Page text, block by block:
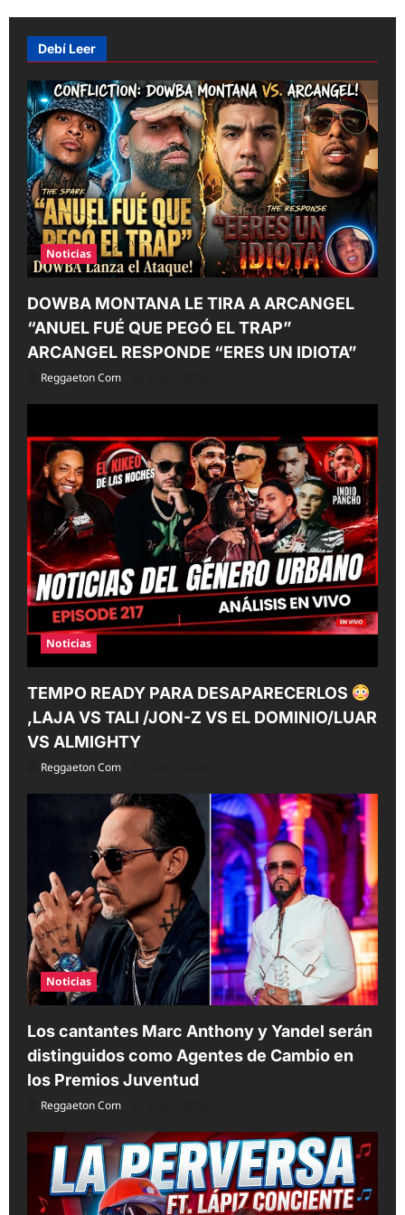
Debí Leer
Noticias
DOWBA MONTANA LE TIRA A ARCANGEL
“ANUEL FUÉ QUE PEGÓ EL TRAP”
ARCANGEL RESPONDE “ERES UN IDIOTA”
Reggaeton Com
Noticias
TEMPO READY PARA DESAPARECERLOS
,LAJA VS TALI /JON-Z VS EL DOMINIO/LUAR
VS ALMIGHTY
Reggaeton Com
Noticias
Los cantantes Marc Anthony y Yandel serán
distinguidos como Agentes de Cambio en
los Premios Juventud
Reggaeton Com